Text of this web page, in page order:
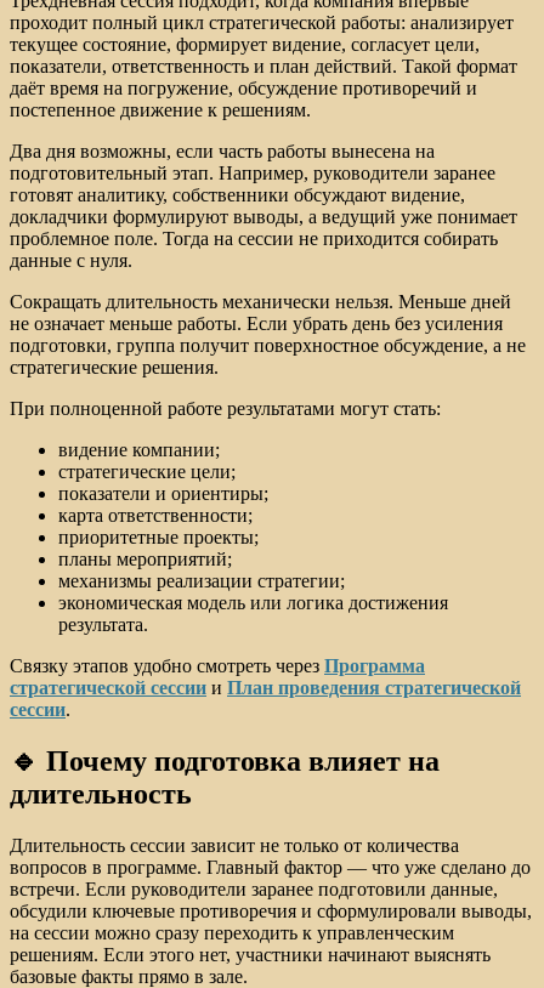
проходит полный цикл стратегической работы: анализирует
текущее состояние, формирует видение, согласует цели,
показатели, ответственность и план действий. Такой формат
даёт время на погружение, обсуждение противоречий и
постепенное движение к решениям.
Два дня возможны, если часть работы вынесена на
подготовительный этап. Например, руководители заранее
готовят аналитику, собственники обсуждают видение,
докладчики формулируют выводы, а ведущий уже понимает
проблемное поле. Тогда на сессии не приходится собирать
данные с нуля.
Сокращать длительность механически нельзя. Меньше дней
не означает меньше работы. Если убрать день без усиления
подготовки, группа получит поверхностное обсуждение, а не
стратегические решения.
При полноценной работе результатами могут стать:
видение компании;
стратегические цели;
показатели и ориентиры;
карта ответственности;
приоритетные проекты;
планы мероприятий;
механизмы реализации стратегии;
экономическая модель или логика достижения
результата.
Связку этапов удобно смотреть через Программа
стратегической сессии и План проведения стратегической
сессии.
🔹 Почему подготовка влияет на
длительность
Длительность сессии зависит не только от количества
вопросов в программе. Главный фактор — что уже сделано до
встречи. Если руководители заранее подготовили данные,
обсудили ключевые противоречия и сформулировали выводы,
на сессии можно сразу переходить к управленческим
решениям. Если этого нет, участники начинают выяснять
базовые факты прямо в зале.